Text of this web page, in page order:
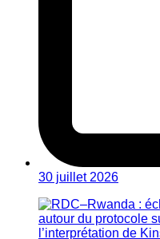
30 juillet 2026